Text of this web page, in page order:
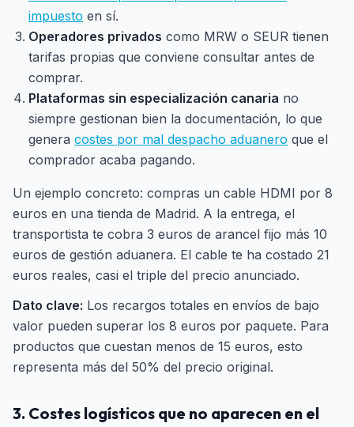
impuesto en sí.
Operadores privados como MRW o SEUR tienen
tarifas propias que conviene consultar antes de
comprar.
Plataformas sin especialización canaria no
siempre gestionan bien la documentación, lo que
genera costes por mal despacho aduanero que el
comprador acaba pagando.
Un ejemplo concreto: compras un cable HDMI por 8
euros en una tienda de Madrid. A la entrega, el
transportista te cobra 3 euros de arancel fijo más 10
euros de gestión aduanera. El cable te ha costado 21
euros reales, casi el triple del precio anunciado.
Dato clave: Los recargos totales en envíos de bajo
valor pueden superar los 8 euros por paquete. Para
productos que cuestan menos de 15 euros, esto
representa más del 50% del precio original.
3. Costes logísticos que no aparecen en el